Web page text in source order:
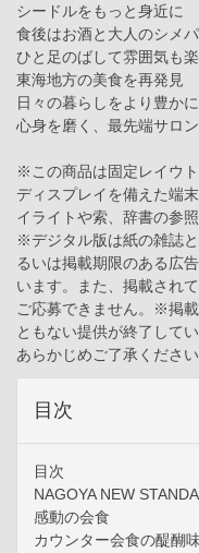
シードルをもっと身近に
食後はお酒と大人のシメ
ひと足のばして雰囲気も
東海地方の美食を再発見
日々の暮らしをより豊か
心身を磨く、最先端サロ
※この商品は固定レイウ
ディスプレイを備えた端
イライトや索、辞書の参
※デジタル版は紙の雑誌
るいは掲載期限のある広
います。また、掲載され
ご応募できません。※掲
ともない提供が終了して
あらかじめご了承ください
目次
目次
NAGOYA NEW
感動の会食
カウンター会食の醍醐